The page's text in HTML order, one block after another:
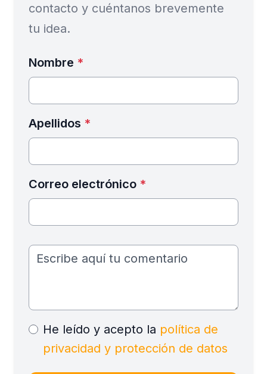
contacto y cuéntanos brevemente
tu idea.
Nombre *
Apellidos *
Correo electrónico *
He leído y acepto la política de
privacidad y protección de datos